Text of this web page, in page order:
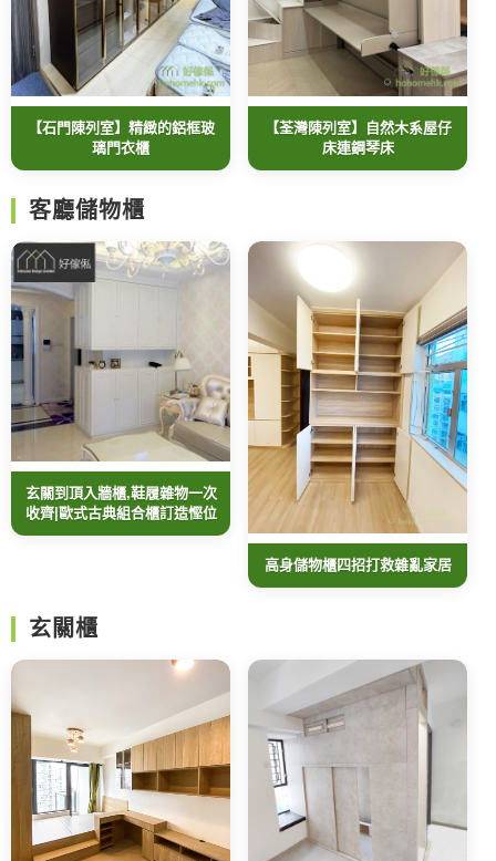
【石門陳列室】精緻的鋁框玻
璃門衣櫃
【荃灣陳列室】自然木系屋仔
床連鋼琴床
客廳儲物櫃
玄關到頂入牆櫃,鞋履雜物一次
收齊|歐式古典組合櫃訂造慳位
高身儲物櫃四招打救雜亂家居
玄關櫃